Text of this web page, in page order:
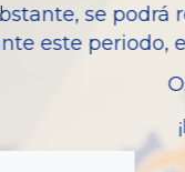
se
este periodo,